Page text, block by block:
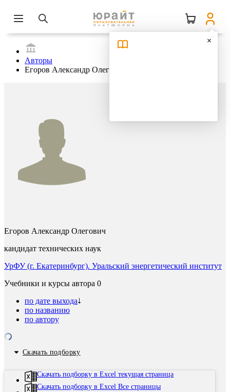
Авторы
Егоров Александр Олегович
Егоров Александр Олегович
кандидат технических наук
УрФУ (г. Екатеринбург). Уральский энергетический институт
Учебники и курсы автора 0
по дате выхода
по названию
по автору
Скачать подборку
Скачать подборку в Excel текущая страница
Скачать подборку в Excel Все страницы